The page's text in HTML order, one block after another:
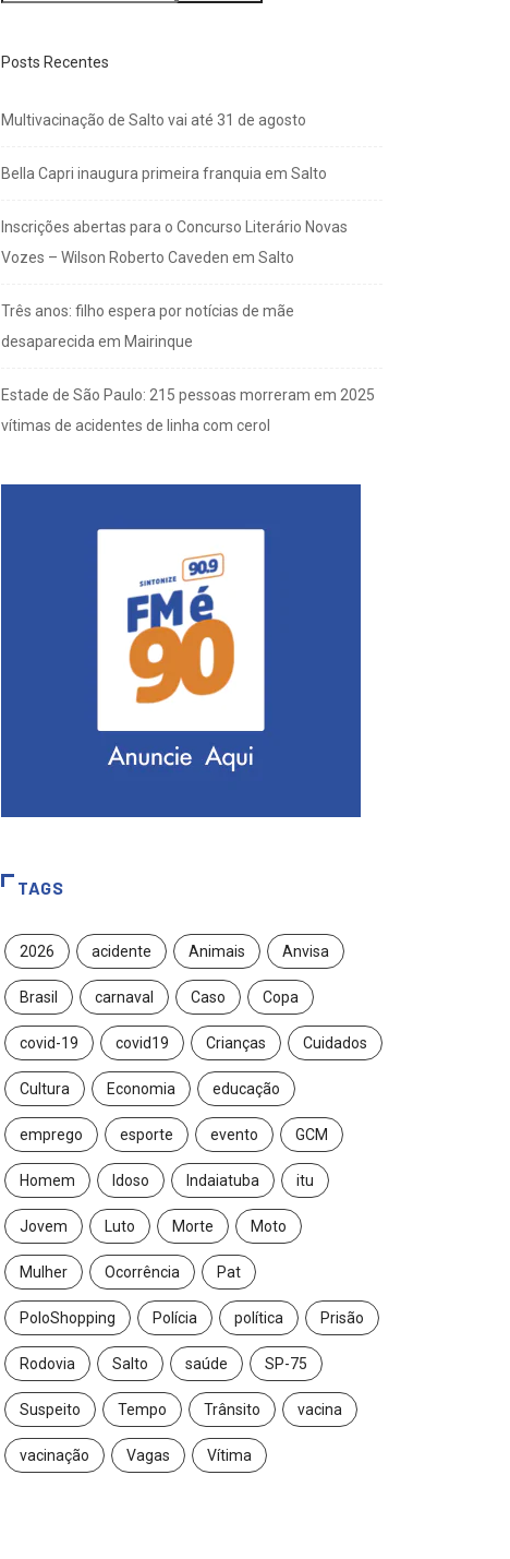
Posts Recentes
Multivacinação de Salto vai até 31 de agosto
Bella Capri inaugura primeira franquia em Salto
Inscrições abertas para o Concurso Literário Novas
Vozes – Wilson Roberto Caveden em Salto
Três anos: filho espera por notícias de mãe
desaparecida em Mairinque
Estade de São Paulo: 215 pessoas morreram em 2025
vítimas de acidentes de linha com cerol
TAGS
2026 acidente Animais Anvisa
Brasil carnaval Caso Copa
covid-19 covid19 Crianças Cuidados
Cultura Economia educação
emprego esporte evento GCM
Homem Idoso Indaiatuba itu
Jovem Luto Morte Moto
Mulher Ocorrência Pat
PoloShopping Polícia política Prisão
Rodovia Salto saúde SP-75
Suspeito Tempo Trânsito vacina
vacinação Vagas Vítima